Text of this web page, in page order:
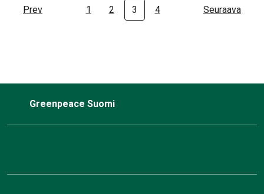
Prev 1 2 3 4 Seuraava
Greenpeace Suomi